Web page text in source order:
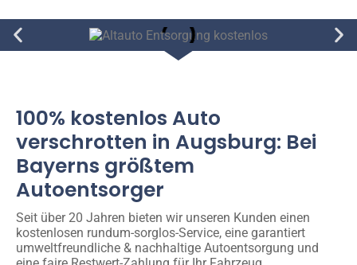
100% kostenlos Auto
verschrotten in Augsburg: Bei
Bayerns größtem
Autoentsorger
Seit über 20 Jahren bieten wir unseren Kunden einen
kostenlosen rundum-sorglos-Service, eine garantiert
umweltfreundliche & nachhaltige Autoentsorgung und